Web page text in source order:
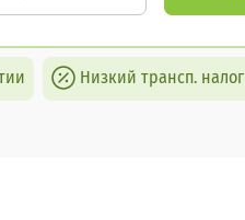
Низкий трансп. налог